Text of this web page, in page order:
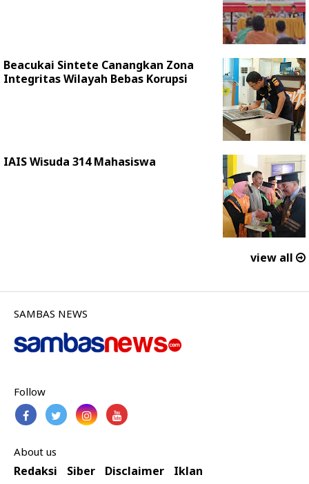
Beacukai Sintete Canangkan Zona
Integritas Wilayah Bebas Korupsi
IAIS Wisuda 314 Mahasiswa
view all
SAMBAS NEWS
Follow
About us
Redaksi Siber Disclaimer Iklan